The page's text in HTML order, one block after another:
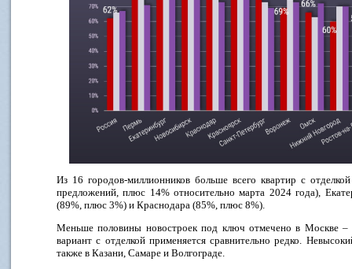
Из 16 городов-миллионников больше всего квартир с
предложений, плюс 14% относительно марта 2024 года),
(89%, плюс 3%) и Краснодара (85%, плюс 8%).
Меньше половины новостроек под ключ отмечено в Москве –
вариант с отделкой применяется сравнительно редко.
также в Казани, Самаре и Волгограде.